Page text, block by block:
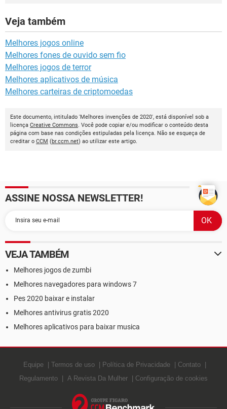
Veja também
Melhores jogos online
Melhores fones de ouvido sem fio
Melhores jogos de terror
Melhores aplicativos de música
Melhores carteiras de criptomoedas
Este documento, intitulado 'Melhores invenções de 2020', está disponível sob a
licença Creative Commons. Você pode copiar e/ou modificar o conteúdo desta
página com base nas condições estipuladas pela licença. Não se esqueça de
creditar o CCM (br.ccm.net) ao utilizar este artigo.
ASSINE NOSSA NEWSLETTER!
VEJA TAMBÉM
Melhores jogos de zumbi
Melhores navegadores para windows 7
Pes 2020 baixar e instalar
Melhores antivirus gratis 2020
Melhores aplicativos para baixar musica
Equipe Termos de uso Política de Privacidade
Contato
Regulamento
A Revista Da Mulher Configuração de cookies